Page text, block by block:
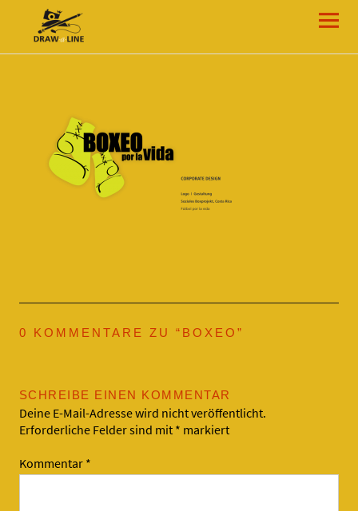
Draw-a-Line Grafik- und Web-Design
0 KOMMENTARE ZU “ BOXEO ”
SCHREIBE EINEN KOMMENTAR
Deine E-Mail-Adresse wird nicht veröffentlicht.
Erforderliche Felder sind mit * markiert
Kommentar *